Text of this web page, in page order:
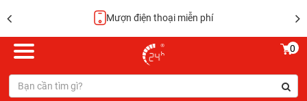
Mượn điện thoại miễn phí
0